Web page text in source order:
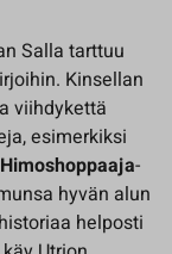
Salla tarttuu
Kinsellan
viihdykettä
esimerkiksi
Himoshoppaaja-
hyvän alun
helposti